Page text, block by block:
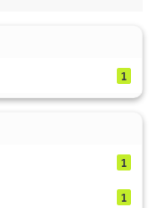
1
1
1